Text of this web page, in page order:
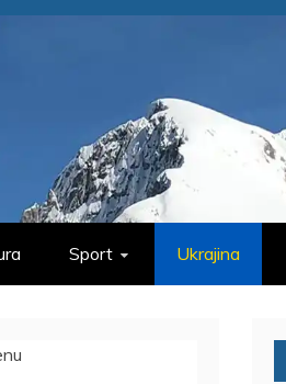
Sport Ukrajina